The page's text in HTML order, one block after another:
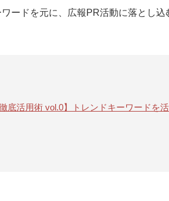
ワードを元に、広報PR活動に落とし
徹底活用術 vol.0】トレンドキーワードを